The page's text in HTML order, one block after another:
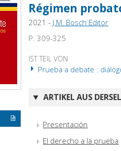
Régimen
2021 - J.M. Bosch Editor
P. 309-325
IST TEIL VON
Prueba a debate :
ARTIKEL AUS
Presentación
El derecho a la prueba